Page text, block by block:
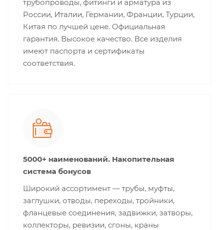
трубопроводы, фитинги и арматура из
России, Италии, Германии, Франции, Турции,
Китая по лучшей цене. Официальная
гарантия. Высокое качество. Все изделия
имеют паспорта и сертификаты
соответствия.
5000+ наименований. Накопительная
система бонусов
Широкий ассортимент — трубы, муфты,
заглушки, отводы, переходы, тройники,
фланцевые соединения, задвижки, затворы,
коллекторы, ревизии, сгоны, краны